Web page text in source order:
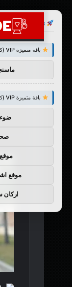
توصيات :
باقة متميزة VIP (كود: AA26790):
باقة متميزة VIP (كود: AA35872):
ضوء
موقع
اركان